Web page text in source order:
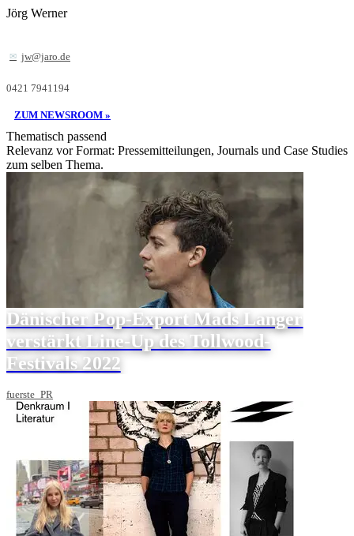
Jörg Werner
jw@jaro.de
0421 7941194
ZUM NEWSROOM »
Thematisch passend
Relevanz vor Format: Pressemitteilungen, Journals und Case Studies
zum selben Thema.
Dänischer Pop-Export Mads Langer
verstärkt Line-Up des Tollwood-
Festivals 2022
fuerste_PR